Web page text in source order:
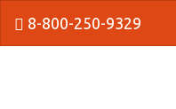
8-800-250-9329